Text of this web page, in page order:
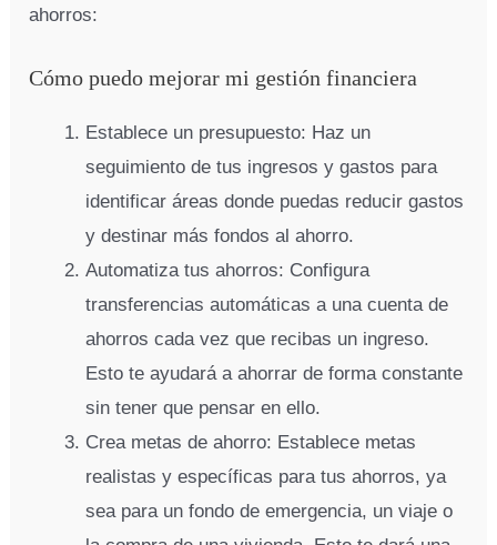
ahorros:
Cómo puedo mejorar mi gestión financiera
Establece un presupuesto: Haz un
seguimiento de tus ingresos y gastos para
identificar áreas donde puedas reducir gastos
y destinar más fondos al ahorro.
Automatiza tus ahorros: Configura
transferencias automáticas a una cuenta de
ahorros cada vez que recibas un ingreso.
Esto te ayudará a ahorrar de forma constante
sin tener que pensar en ello.
Crea metas de ahorro: Establece metas
realistas y específicas para tus ahorros, ya
sea para un fondo de emergencia, un viaje o